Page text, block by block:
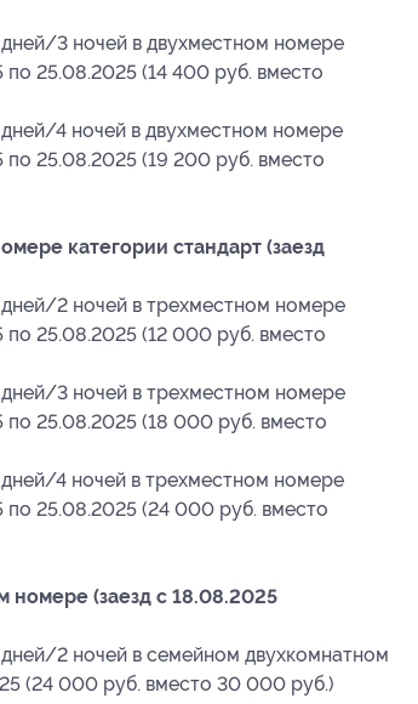
3 ночей в двухместном номере
по 25.08.2025 (14 400 руб. вместо
4 ночей в двухместном номере
по 25.08.2025 (19 200 руб. вместо
категории стандарт (заезд
2 ночей в трехместном номере
по 25.08.2025 (12 000 руб. вместо
3 ночей в трехместном номере
по 25.08.2025 (18 000 руб. вместо
4 ночей в трехместном номере
по 25.08.2025 (24 000 руб. вместо
(заезд с 18.08.2025
2 ночей в семейном двухкомнатном
(24 000 руб. вместо 30 000 руб.)